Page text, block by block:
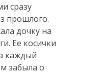
сразу
прошлого.
дочку на
Ее косички
каждый
забыла о